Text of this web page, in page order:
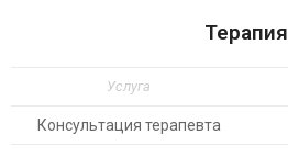
Терапия
Услуга
Консультация терапевта